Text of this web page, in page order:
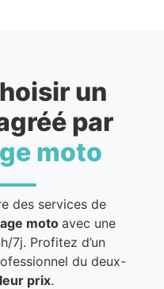
un
par
moto
des services de
motoavec une
7j. Profitez d’un
du deux-
prix.